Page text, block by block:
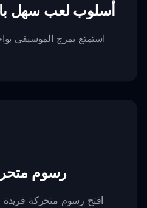
أسلوب لعب سهل
استمتع بمزج الموسيقى
رسوم
افتح رسوم متحركة